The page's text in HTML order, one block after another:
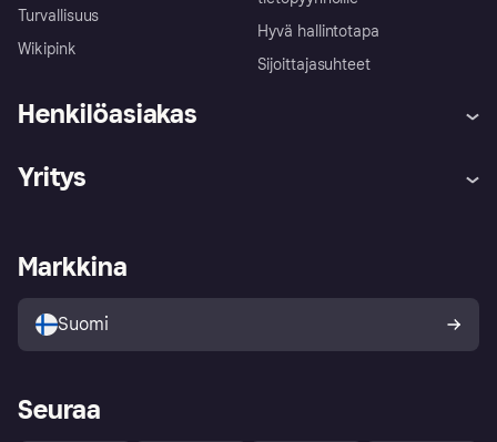
Turvallisuus
Wikipink
Hyvä hallintotapa
Sijoittajasuhteet
Henkilöasiakas
Ohje
Kirjaudu sisään
Tutustu kauppoihin
Ostajan turva
Yritys
Kirjaudu sisään yrityksenä
Markkina
Suomi
Seuraa